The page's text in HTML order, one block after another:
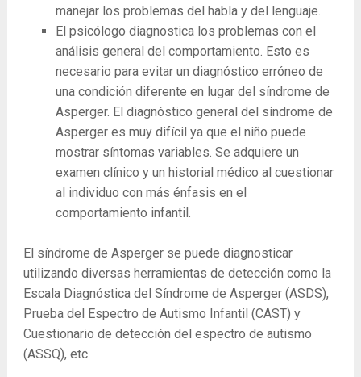
manejar los problemas del habla y del lenguaje.
El psicólogo diagnostica los problemas con el
análisis general del comportamiento. Esto es
necesario para evitar un diagnóstico erróneo de
una condición diferente en lugar del síndrome de
Asperger. El diagnóstico general del síndrome de
Asperger es muy difícil ya que el niño puede
mostrar síntomas variables. Se adquiere un
examen clínico y un historial médico al cuestionar
al individuo con más énfasis en el
comportamiento infantil.
El síndrome de Asperger se puede diagnosticar
utilizando diversas herramientas de detección como la
Escala Diagnóstica del Síndrome de Asperger (ASDS),
Prueba del Espectro de Autismo Infantil (CAST) y
Cuestionario de detección del espectro de autismo
(ASSQ), etc.